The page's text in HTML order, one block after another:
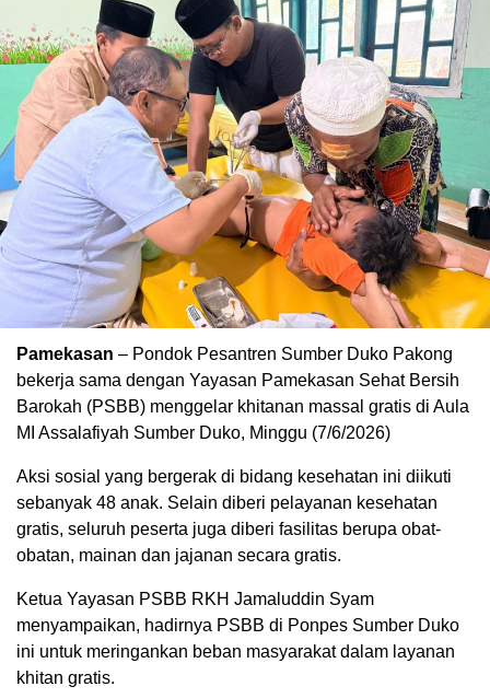
Pamekasan – Pondok Pesantren Sumber Duko Pakong
bekerja sama dengan Yayasan Pamekasan Sehat Bersih
Barokah (PSBB) menggelar khitanan massal gratis di Aula
MI Assalafiyah Sumber Duko, Minggu (7/6/2026)
Aksi sosial yang bergerak di bidang kesehatan ini diikuti
sebanyak 48 anak. Selain diberi pelayanan kesehatan
gratis, seluruh peserta juga diberi fasilitas berupa obat-
obatan, mainan dan jajanan secara gratis.
Ketua Yayasan PSBB RKH Jamaluddin Syam
menyampaikan, hadirnya PSBB di Ponpes Sumber Duko
ini untuk meringankan beban masyarakat dalam layanan
khitan gratis.